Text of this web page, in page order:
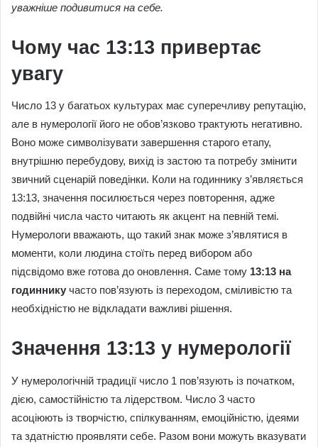
уважніше подивитися на себе.
Чому час 13:13 привертає
увагу
Число 13 у багатьох культурах має суперечливу репутацію,
але в нумерології його не обов’язково трактують негативно.
Воно може символізувати завершення старого етапу,
внутрішню перебудову, вихід із застою та потребу змінити
звичний сценарій поведінки. Коли на годиннику з’являється
13:13, значення посилюється через повторення, адже
подвійні числа часто читають як акцент на певній темі.
Нумерологи вважають, що такий знак може з’являтися в
моменти, коли людина стоїть перед вибором або
підсвідомо вже готова до оновлення. Саме тому 13:13 на
годиннику часто пов’язують із переходом, сміливістю та
необхідністю не відкладати важливі рішення.
Значення 13:13 у нумерології
У нумерологічній традиції число 1 пов’язують із початком,
дією, самостійністю та лідерством. Число 3 часто
асоціюють із творчістю, спілкуванням, емоційністю, ідеями
та здатністю проявляти себе. Разом вони можуть вказувати